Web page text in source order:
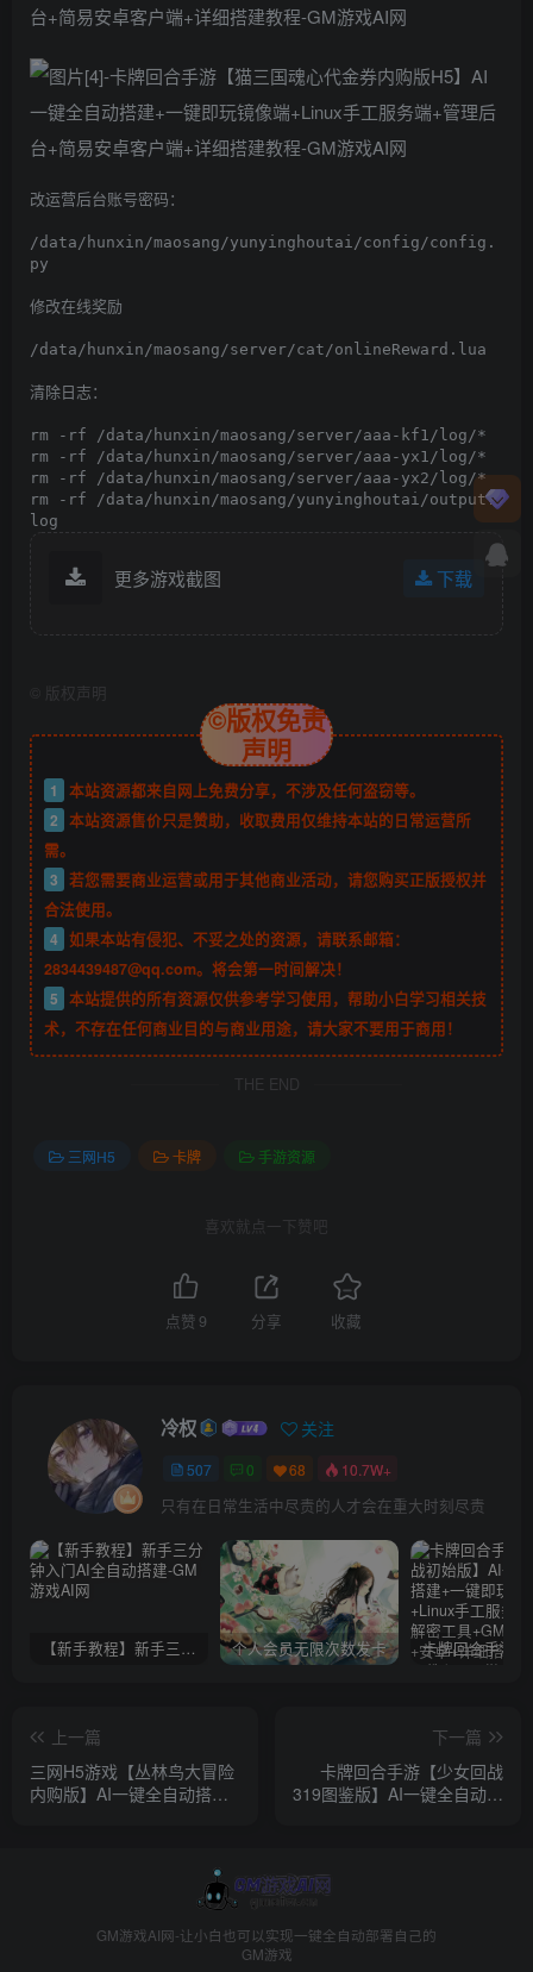
改运营后台账号密码：
/data/hunxin/maosang/yunyinghoutai/config/config.
py
修改在线奖励
/data/hunxin/maosang/server/cat/onlineReward.lua
清除日志：
rm -rf /data/hunxin/maosang/server/aaa-kf1/log/*
rm -rf /data/hunxin/maosang/server/aaa-yx1/log/*
rm -rf /data/hunxin/maosang/server/aaa-yx2/log/*
rm -rf /data/hunxin/maosang/yunyinghoutai/output.
log
更多游戏截图 下载
版权声明
©版权免责
声明
1
本站资源都来自网上免费分享，不涉及任何盗窃等。
2 本站资源售价只是赞助，收取费用仅维持本站的日常运营所
需。
3 若您需要商业运营或用于其他商业活动，请您购买正版授权并
合法使用。
4 如果本站有侵犯、不妥之处的资源，请联系邮箱：
2834439487@qq.com。将会第一时间解决！
5 本站提供的所有资源仅供参考学习使用，帮助小白学习相关技
术，不存在任何商业目的与商业用途，请大家不要用于商用！
THE END
三网H5 卡牌 手游资源
喜欢就点一下赞吧
点赞 9 分享 收藏
冷权 关注
507 0 68 10.7W+
只有在日常生活中尽责的人才会在重大时刻尽责
【新手教程】新手三分钟入门AI全自动搭建 个人会员无限次数发卡
上一篇
三网H5游戏【丛林鸟大冒险
内购版】AI一键全自动搭建
下一篇
卡牌回合手游【少女回战
319图鉴版】AI一键全自动搭
权后台+安卓苹果双端+详细
GM游戏AI网-让小白也可以实现一键全自动部署自己的
GM游戏